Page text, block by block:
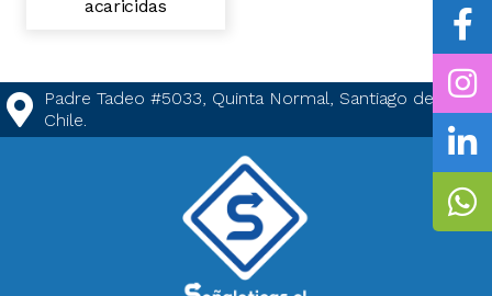
acaricidas
Padre Tadeo #5033, Quinta Normal, Santiago de
Chile.